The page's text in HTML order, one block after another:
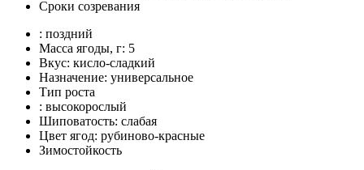
Сроки созревания
: поздний
Масса ягоды, г: 5
Вкус: кисло-сладкий
Назначение: универсальное
Тип роста
: высокорослый
Шиповатость: слабая
Цвет ягод: рубиново-красные
Зимостойкость